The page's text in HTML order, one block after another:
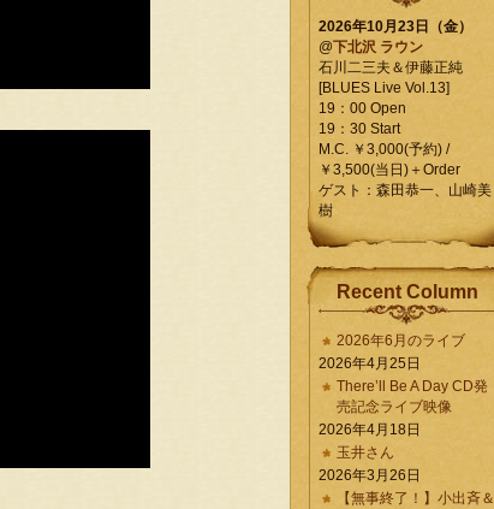
2026年10月23日（金）
@下北沢 ラウン
石川二三夫＆伊藤正純
[BLUES Live Vol.13]
19：00 Open
19：30 Start
M.C. ￥3,000(予約) /
￥3,500(当日)＋Order
ゲスト：森田恭一、山崎美
樹
Recent Column
2026年6月のライブ
2026年4月25日
There’ll Be A Day CD発
売記念ライブ映像
2026年4月18日
玉井さん
2026年3月26日
【無事終了！】小出斉＆